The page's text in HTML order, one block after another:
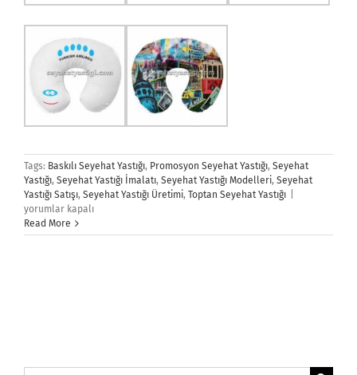
Tags: Baskılı Seyehat Yastığı, Promosyon Seyehat Yastığı, Seyehat
Yastığı, Seyehat Yastığı İmalatı, Seyehat Yastığı Modelleri, Seyehat
Yastığı Satışı, Seyehat Yastığı Üretimi, Toptan Seyehat Yastığı
yorumlar kapalı
Read More